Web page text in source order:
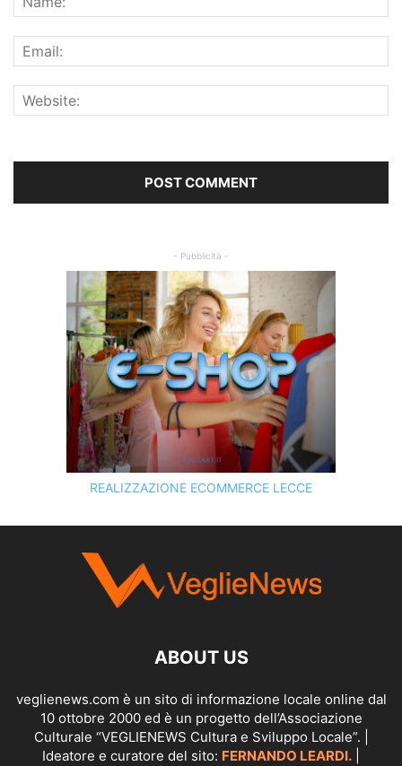
- Pubblicità -
REALIZZAZIONE ECOMMERCE LECCE
SCOPRI I SERVIZI DIKINGART.IT
ABOUT US
veglienews.com è un sito di informazione locale online dal
10 ottobre 2000 ed è un progetto dell’Associazione
Culturale “VEGLIENEWS Cultura e Sviluppo Locale”. |
Ideatore e curatore del sito: FERNANDO LEARDI.